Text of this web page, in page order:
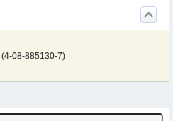
(4-08-885130-7)